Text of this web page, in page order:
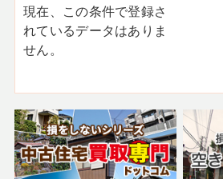
現在、この条件で登録さ
れているデータはありま
せん。